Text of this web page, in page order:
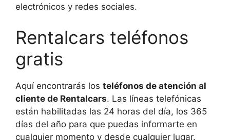
electrónicos y redes sociales.
Rentalcars teléfonos
gratis
Aquí encontrarás los teléfonos de atención al
cliente de Rentalcars. Las líneas telefónicas
están habilitadas las 24 horas del día, los 365
días del año para que puedas informarte en
cualquier momento y desde cualquier lugar.